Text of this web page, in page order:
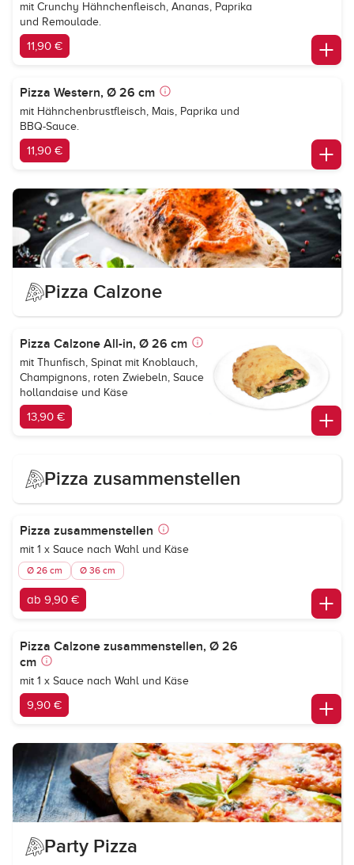
mit Crunchy Hähnchenfleisch, Ananas, Paprika
und Remoulade.
11,90 €
Pizza Western, Ø 26 cm
mit Hähnchenbrustfleisch, Mais, Paprika und
BBQ-Sauce.
11,90 €
Pizza Calzone
Pizza Calzone All-in, Ø 26 cm
mit Thunfisch, Spinat mit Knoblauch,
Champignons, roten Zwiebeln, Sauce
hollandaise und Käse
13,90 €
Pizza zusammenstellen
Pizza zusammenstellen
mit 1 x Sauce nach Wahl und Käse
Ø 26 cm Ø 36 cm
ab 9,90 €
Pizza Calzone zusammenstellen, Ø 26
cm
mit 1 x Sauce nach Wahl und Käse
9,90 €
Party Pizza